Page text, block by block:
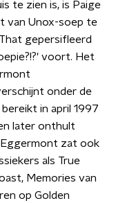
te zien is, is Paige
van Unox-soep te
gepersifleerd
voort. Het
onder de
in april 1997
later onthult
zat ook
als True
Memories van
op Golden